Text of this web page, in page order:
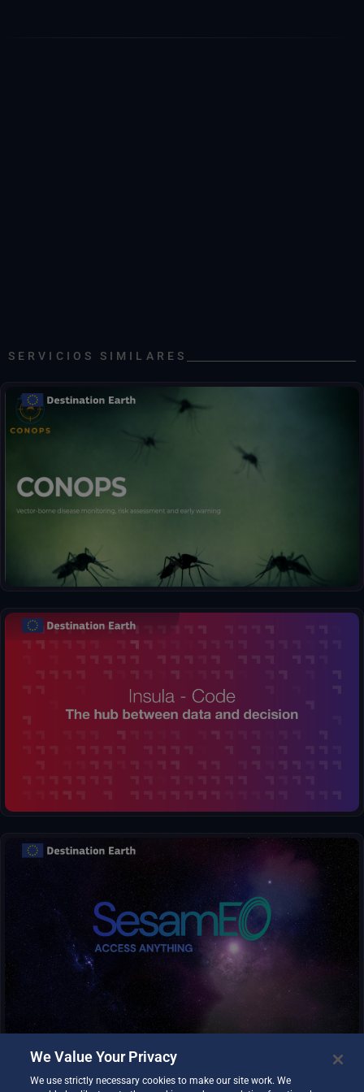
SERVICIOS SIMILARES
Alertas tempranas sobre la abundancia de mosquitos y el riesgo
Insulael eje entre los datos y las decisiones. Procese sin
esfuerzo información compleja y genere visualizaciones claras,
SesamEO hace accesibles los datos de Copernicus y otros
(estadísticos, atmosféricos o climáticos) a través de temas y
colecciones de los catálogos. Las colecciones pueden
consultarse y buscarse por palabra clave. Los productos
pueden visualizarse, filtrarse y descargarse según las
capacidades del proveedor.
We Value Your Privacy
We use strictly necessary cookies to make our site work. We